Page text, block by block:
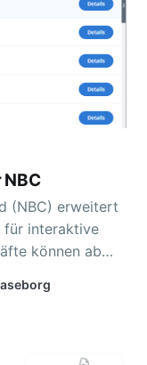
(NBC) erweitert
für interaktive
können ab
H5P-
bestehende